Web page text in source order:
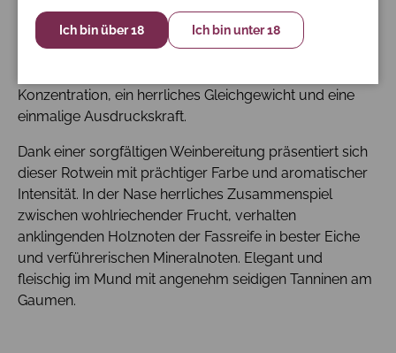
Weinbergen in Hanglage auf einer Meereshöhe von
450 – 480 m, die sich durch steinige Böden von
geringer Tiefe auszeichnen. Diese Voraussetzungen
Konzentration, ein herrliches Gleichgewicht und eine
einmalige Ausdruckskraft.
Dank einer sorgfältigen Weinbereitung präsentiert sich
dieser Rotwein mit prächtiger Farbe und aromatischer
Intensität. In der Nase herrliches Zusammenspiel
zwischen wohlriechender Frucht, verhalten
anklingenden Holznoten der Fassreife in bester Eiche
und verführerischen Mineralnoten. Elegant und
fleischig im Mund mit angenehm seidigen Tanninen am
Gaumen.
Ich bin über 18 Ich bin unter 18